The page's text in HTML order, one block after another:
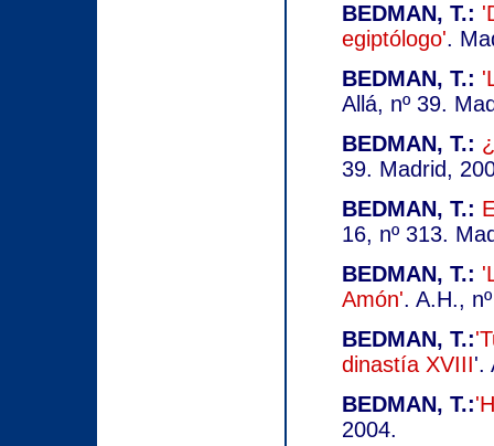
BEDMAN, T.:
egiptólogo'.
BEDMAN, T.:
Allá, nº 39.
BEDMAN, T.:
39. Madrid,
BEDMAN, T.:
16, nº 313.
BEDMAN, T.:
Amón'. A.H.,
BEDMAN, T.:
dinastía XVIII'.
BEDMAN, T.:
2004.